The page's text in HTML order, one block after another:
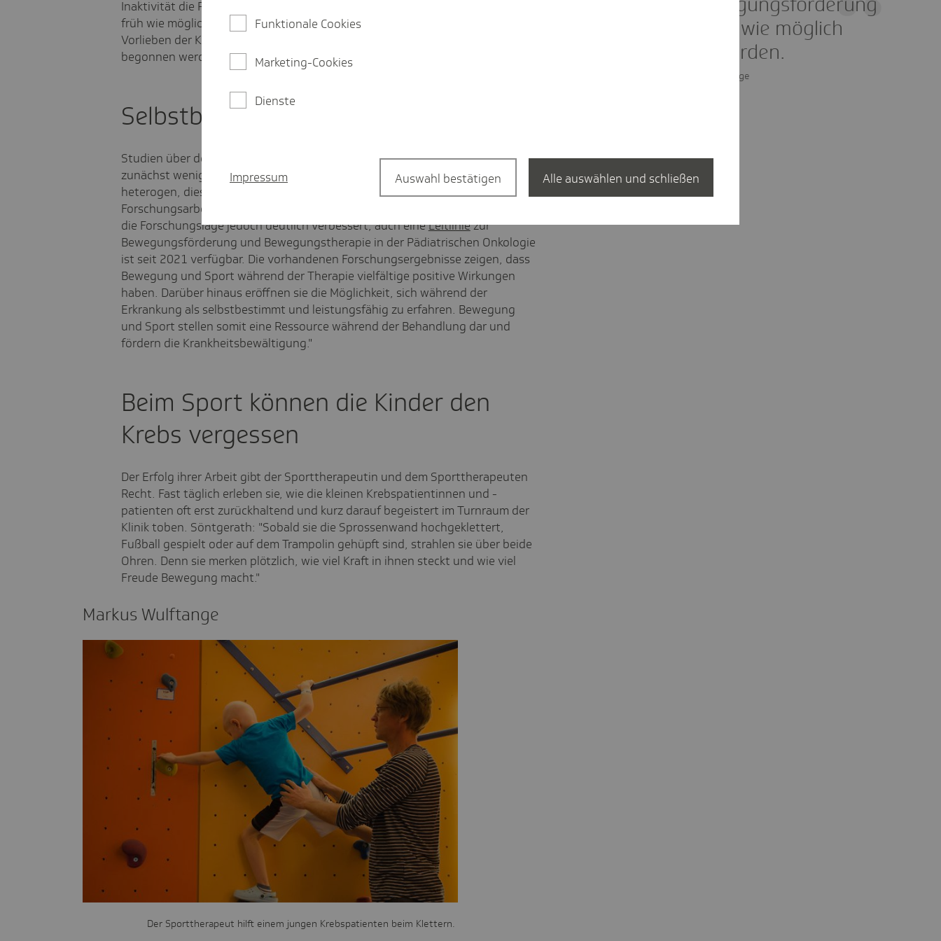
Inaktivität die Patientinnen und Patienten also zusätzlich. "Deshalb sollte so
früh wie möglich mit einer individuell an den Zustand, das Alter und die
Vorlieben der Kinder und Jugendlichen angepassten Bewegungsförderung
begonnen werden", sagt Wulftange.
sollte so früh wie möglich
begonnen werden.
Markus Wulftange
Selbstbestimmt und leistungsfähig
Studien über den Erfolg von Sporttherapie bei Kindern mit Krebs gab es
zunächst wenige. "Die Altersgruppen und Krankheitsbilder sind sehr
heterogen, dies erschwert die Durchführung von qualitativ hochwertigen
Forschungsarbeiten", erklärt Söntgerath. "In den vergangenen Jahren hat sich
die Forschungslage jedoch deutlich verbessert, auch eineLeitliniezur
Bewegungsförderung und Bewegungstherapie in der Pädiatrischen Onkologie
ist seit 2021 verfügbar. Die vorhandenen Forschungsergebnisse zeigen, dass
Bewegung und Sport während der Therapie vielfältige positive Wirkungen
haben. Darüber hinaus eröffnen sie die Möglichkeit, sich während der
Erkrankung als selbstbestimmt und leistungsfähig zu erfahren. Bewegung
und Sport stellen somit eine Ressource während der Behandlung dar und
fördern die Krankheitsbewältigung."
Beim Sport können die Kinder den
Krebs vergessen
Der Erfolg ihrer Arbeit gibt der Sporttherapeutin und dem Sporttherapeuten
Recht. Fast täglich erleben sie, wie die kleinen Krebspatientinnen und -
patienten oft erst zurückhaltend und kurz darauf begeistert im Turnraum der
Klinik toben. Söntgerath: "Sobald sie die Sprossenwand hochgeklettert,
Fußball gespielt oder auf dem Trampolin gehüpft sind, strahlen sie über beide
Ohren. Denn sie merken plötzlich, wie viel Kraft in ihnen steckt und wie viel
Freude Bewegung macht."
Markus Wulft­ange
Der Sporttherapeut hilft einem jungen Krebspatienten beim Klettern.
Funktionale Cookies
Marketing-Cookies
Dienste
Impressum Auswahl bestätigen Alle auswählen und schließen